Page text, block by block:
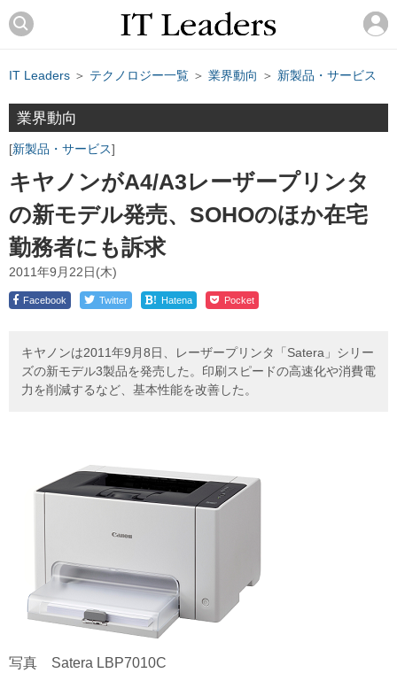
IT Leaders ＞ テクノロジー一覧 ＞ 業界動向 ＞ 新製品・サービス
業界動向
新製品・サービス
キヤノンがA4/A3レーザープリンタ
の新モデル発売、SOHOのほか在宅
勤務者にも訴求
2011年9月22日(木)
Facebook Twitter ! Hatena Pocket
キヤノンは2011年9月8日、レーザープリンタ「Satera」シリー
ズの新モデル3製品を発売した。印刷スピードの高速化や消費電
力を削減するなど、基本性能を改善した。
写真 Satera LBP7010C